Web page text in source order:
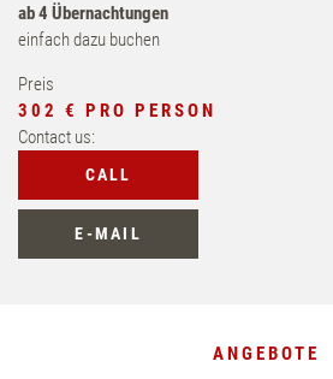
ab 4 Übernachtungen
einfach dazu buchen
Preis
302 € PRO PERSON
Contact us:
CALL
E-MAIL
ANGEBOTE